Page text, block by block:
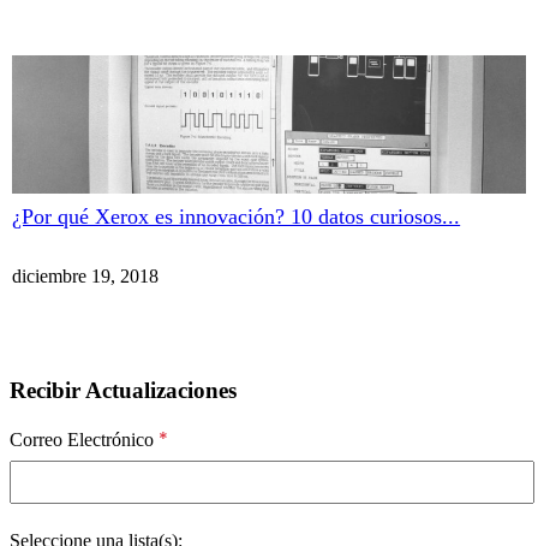
¿Por qué Xerox es innovación? 10 datos curiosos...
diciembre 19, 2018
Recibir Actualizaciones
Correo Electrónico *
Seleccione una lista(s):